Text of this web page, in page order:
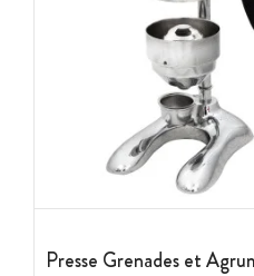
Presse Grenades et